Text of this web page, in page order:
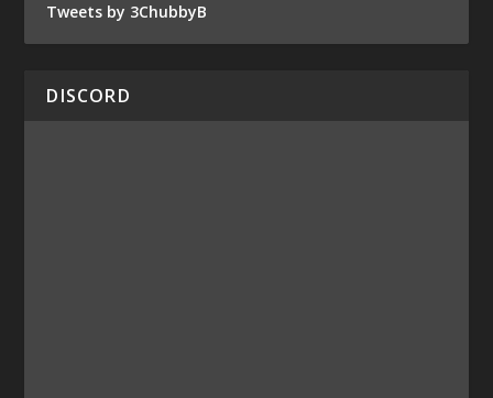
Tweets by 3ChubbyB
DISCORD